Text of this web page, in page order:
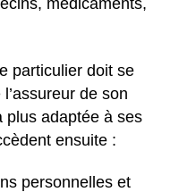
médicaments,
particulier doit se
de son
plus adaptée à ses
ensuite :
personnelles et